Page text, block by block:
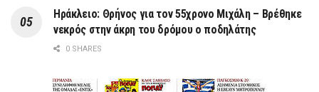
Ηράκλειο: Θρήνος για τον 55χρονο Μιχάλη – Βρέθηκε
νεκρός στην άκρη του δρόμου ο ποδηλάτης
0 SHARES